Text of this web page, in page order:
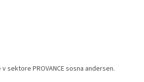
sektore PROVANCE sosna andersen.